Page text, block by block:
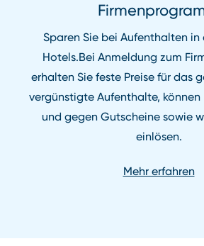
Sparen Sie bei Aufenthalten in
Hotels.Bei Anmeldung zum
erhalten Sie feste Preise für das
vergünstigte Aufenthalte, können
und gegen Gutscheine sowie
einlösen.
Mehr erfahren